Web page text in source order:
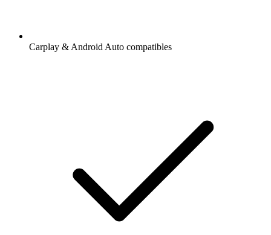
Carplay & Android Auto compatibles